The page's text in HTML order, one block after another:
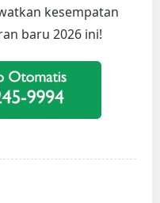
kesempatan
baru 2026 ini!